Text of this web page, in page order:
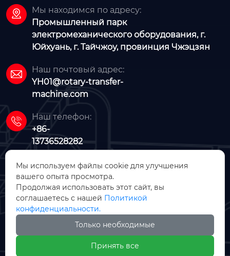

Мы находимся по адресу:
Промышленный парк
электромеханического оборудования, г.
Юйхуань, г. Тайчжоу, провинция Чжэцзян

Наш почтовый адрес:
YH01@rotary-transfer-
machine.com

Наш телефон:
+86-
13736528282
ООО Чжэцзян Фуюе Машинери
 
Мы используем файлы cookie для улучшения
вашего опыта просмотра.
Продолжая использовать этот сайт, вы
соглашаетесь с нашей Политикой
конфиденциальности.
Только необходимые
Принять все